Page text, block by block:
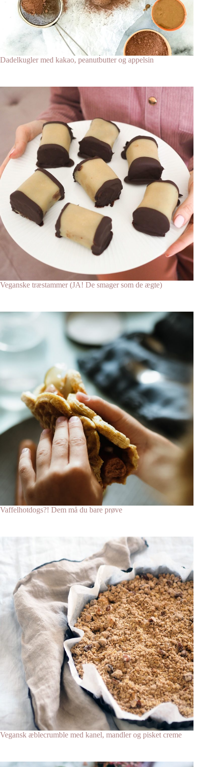
Dadelkugler med kakao, peanutbutter og appelsin
Veganske træstammer (JA! De smager som de ægte)
Vaffelhotdogs?! Dem må du bare prøve
Vegansk æblecrumble med kanel, mandler og pisket creme